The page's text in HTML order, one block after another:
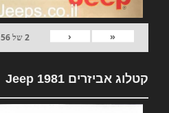
«
‹
2של56
קטלוג אביזרים 1981 Jeep